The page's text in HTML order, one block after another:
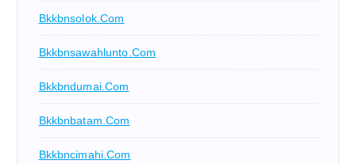
Bkkbnsolok.com
Bkkbnsawahlunto.com
Bkkbndumai.com
Bkkbnbatam.com
Bkkbncimahi.com